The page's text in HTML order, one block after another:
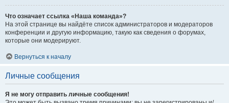
Что означает ссылка «Наша команда»?
На этой странице вы найдёте список администраторов и модераторов
конференции и другую информацию, такую как сведения о форумах,
которые они модерируют.
Вернуться к началу
Личные сообщения
Я не могу отправить личные сообщения!